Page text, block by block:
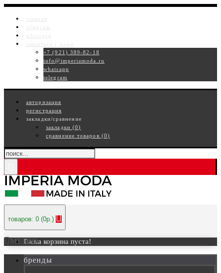
главная
telegram
whatsapp
связаться с нами
+7 (921) 389-82-18
info@imperiamoda.ru
whatsapp
telegram
авторизация
регистрация
закладки/сравнение
закладки (0)
сравнение товаров (0)
товаров: 0 (0р.)
Ваша корзина пуста!
МЕНЮ
бренды